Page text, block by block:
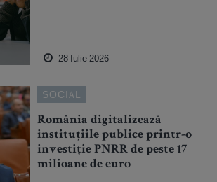
28 Iulie 2026
SOCIAL
România digitalizează
instituțiile publice printr-o
investiție PNRR de peste 17
milioane de euro